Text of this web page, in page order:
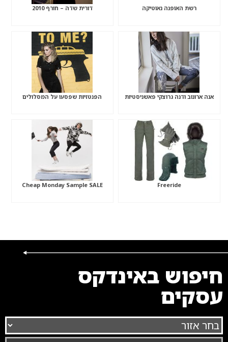
רשת האופנה נאוטיקה דורית שדה – חורף 2010
אנה ארונוב ודנה גרוצקי פאשניסטיות הפנטזיות שפסעו על המסלולים
Freeride
Cheap Monday Sample SALE
חיפוש באינדקס
עסקים